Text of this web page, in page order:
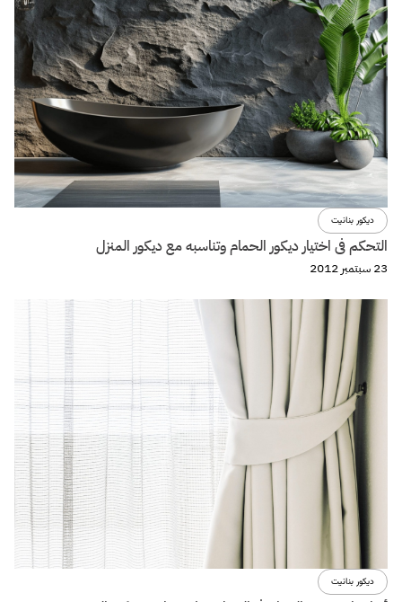
ديكور بنانيت
التحكم فى اختيار ديكور الحمام وتناسبه مع ديكور المنزل
23 سبتمبر 2012
ديكور بنانيت